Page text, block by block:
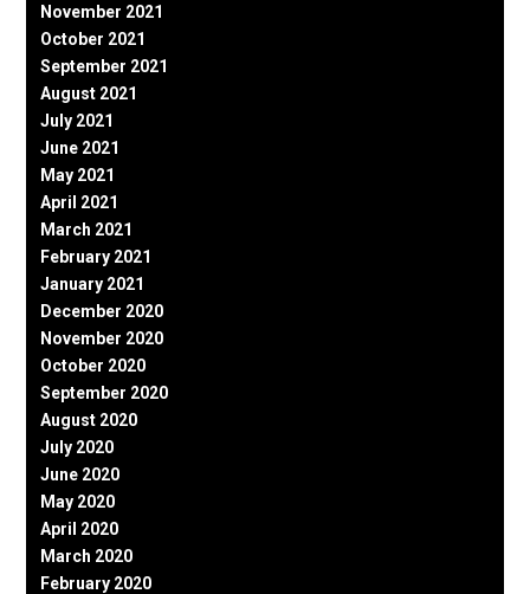
November 2021
October 2021
September 2021
August 2021
July 2021
June 2021
May 2021
April 2021
March 2021
February 2021
January 2021
December 2020
November 2020
October 2020
September 2020
August 2020
July 2020
June 2020
May 2020
April 2020
March 2020
February 2020